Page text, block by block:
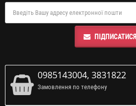
ПІДПИСАТИСЯ
0985143004, 3831822
Замовлення по телефону